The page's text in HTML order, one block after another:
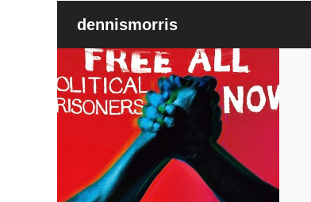
dennismorris